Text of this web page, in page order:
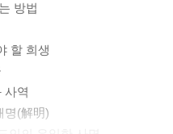
방법
할 희생
사역
명(解明)